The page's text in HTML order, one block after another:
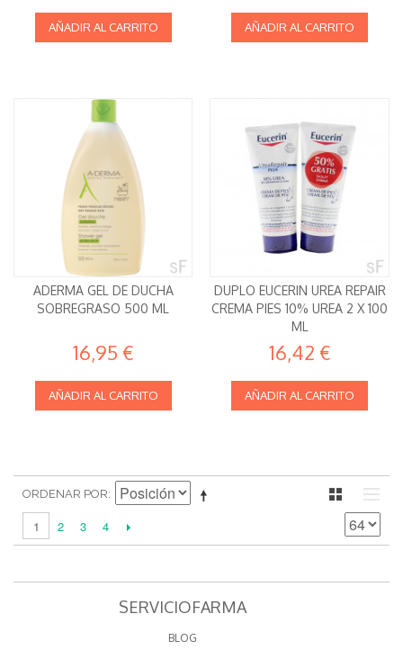
AÑADIR AL CARRITO AÑADIR AL CARRITO
ADERMA GEL DE DUCHA
SOBREGRASO 500 ML
16,95 €
AÑADIR AL CARRITO
DUPLO EUCERIN UREA REPAIR
CREMA PIES 10% UREA 2 X 100
ML
16,42 €
AÑADIR AL CARRITO
ORDENAR POR
1 2 3 4
SERVICIOFARMA
BLOG